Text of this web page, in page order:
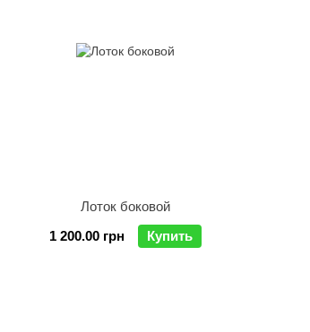
Лоток боковой
1 200.00 грн
Купить